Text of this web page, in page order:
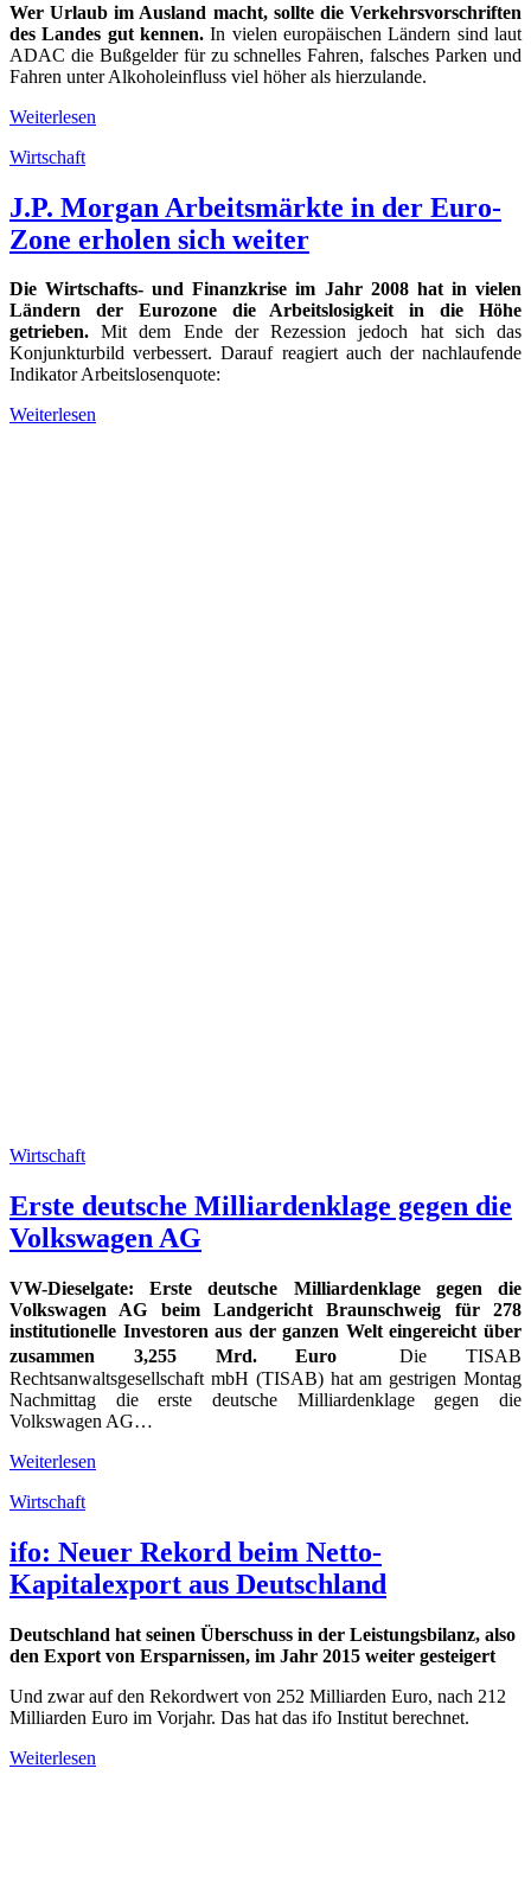
Wer Urlaub im Ausland macht, sollte die Verkehrsvorschriften
des Landes gut kennen. In vielen europäischen Ländern sind laut
ADAC die Bußgelder für zu schnelles Fahren, falsches Parken und
Fahren unter Alkoholeinfluss viel höher als hierzulande.
Weiterlesen
Wirtschaft
J.P. Morgan Arbeitsmärkte in der Euro-
Zone erholen sich weiter
Die Wirtschafts- und Finanzkrise im Jahr 2008 hat in vielen
Ländern der Eurozone die Arbeitslosigkeit in die Höhe
getrieben. Mit dem Ende der Rezession jedoch hat sich das
Konjunkturbild verbessert. Darauf reagiert auch der nachlaufende
Indikator Arbeitslosenquote:
Weiterlesen
Wirtschaft
Erste deutsche Milliardenklage gegen die
Volkswagen AG
VW-Dieselgate: Erste deutsche Milliardenklage gegen die
Volkswagen AG beim Landgericht Braunschweig für 278
institutionelle Investoren aus der ganzen Welt eingereicht über
zusammen 3,255 Mrd. Euro Die TISAB
Rechtsanwaltsgesellschaft mbH (TISAB) hat am gestrigen Montag
Nachmittag die erste deutsche Milliardenklage gegen die
Volkswagen AG…
Weiterlesen
Wirtschaft
ifo: Neuer Rekord beim Netto-
Kapitalexport aus Deutschland
Deutschland hat seinen Überschuss in der Leistungsbilanz, also
den Export von Ersparnissen, im Jahr 2015 weiter gesteigert
Und zwar auf den Rekordwert von 252 Milliarden Euro, nach 212
Milliarden Euro im Vorjahr. Das hat das ifo Institut berechnet.
Weiterlesen